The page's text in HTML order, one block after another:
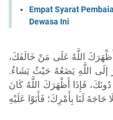
Empat Syarat
Dewasa Ini
اللَّهُ عَلَى مَنْ خَالَفَكَ،
إلَى اللَّهِ يَضَعُهُ حَيْثُ يَشَاءُ.
فَإِذَا أَظْهَرَكَ اللَّهُ كَانَ